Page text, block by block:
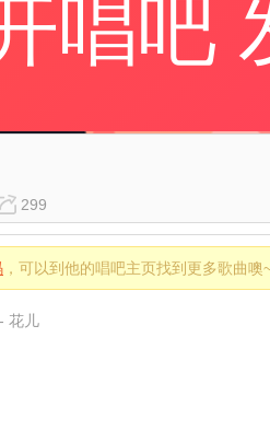
299
，可以到他的唱吧主页找到更多歌曲噢
花儿